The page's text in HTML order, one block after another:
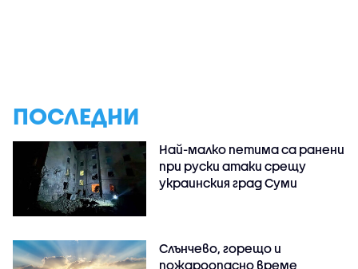
ПОСЛЕДНИ
Най-малко петима са ранени
при руски атаки срещу
украинския град Суми
Слънчево, горещо и
пожароопасно време